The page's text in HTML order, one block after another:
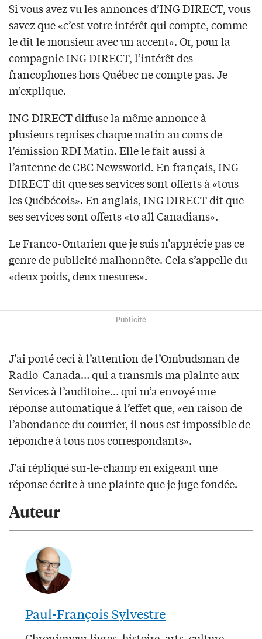
Si vous avez vu les annonces d’ING DIRECT, vous
savez que «c’est votre intérêt qui compte, comme
le dit le monsieur avec un accent». Or, pour la
compagnie ING DIRECT, l’intérêt des
francophones hors Québec ne compte pas. Je
m’explique.
ING DIRECT diffuse la même annonce à
plusieurs reprises chaque matin au cours de
l’émission RDI Matin. Elle le fait aussi à
l’antenne de CBC Newsworld. En français, ING
DIRECT dit que ses services sont offerts à «tous
les Québécois». En anglais, ING DIRECT dit que
ses services sont offerts «to all Canadians».
Le Franco-Ontarien que je suis n’apprécie pas ce
genre de publicité malhonnête. Cela s’appelle du
«deux poids, deux mesures».
Publicité
J’ai porté ceci à l’attention de l’Ombudsman de
Radio-Canada… qui a transmis ma plainte aux
Services à l’auditoire… qui m’a envoyé une
réponse automatique à l’effet que, «en raison de
l’abondance du courrier, il nous est impossible de
répondre à tous nos correspondants».
J’ai répliqué sur-le-champ en exigeant une
réponse écrite à une plainte que je juge fondée.
Auteur
Paul-François Sylvestre